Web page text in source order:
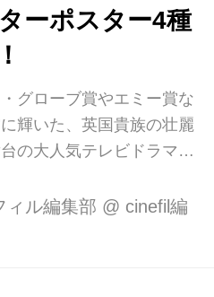
ーポスター4種
グローブ賞やエミー賞な
輝いた、英国貴族の壮麗
の大人気テレビドラマシ
年から25年のイングラ
ヨークシャーのカントリ
ィル編集部 @ cinefil編